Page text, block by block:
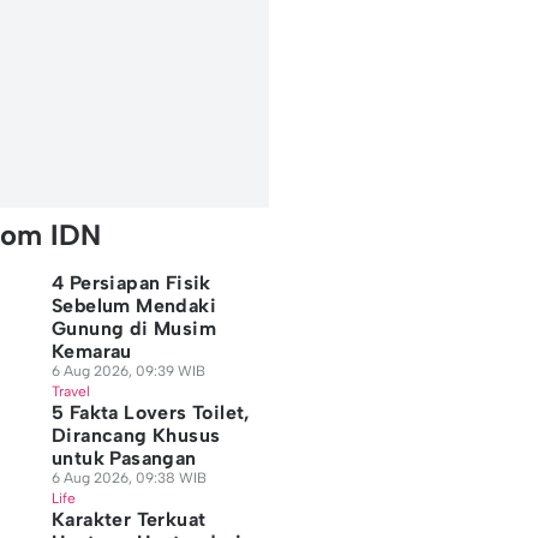
IDN
4 Persiapan Fisik
Sebelum Mendaki
Gunung di Musim
Kemarau
6 Aug 2026, 09:39 WIB
Travel
5 Fakta Lovers Toilet,
Dirancang Khusus
untuk Pasangan
6 Aug 2026, 09:38 WIB
Life
Karakter Terkuat